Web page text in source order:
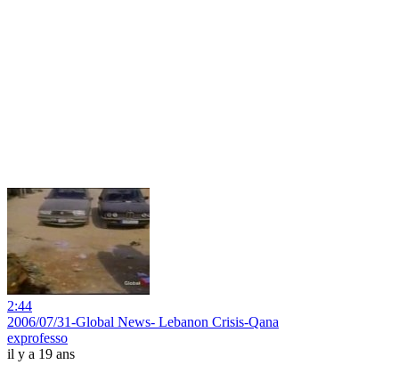
2:44
2006/07/31-Global News- Lebanon Crisis-Qana
exprofesso
il y a 19 ans